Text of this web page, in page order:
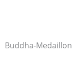
Buddha-Medaillon